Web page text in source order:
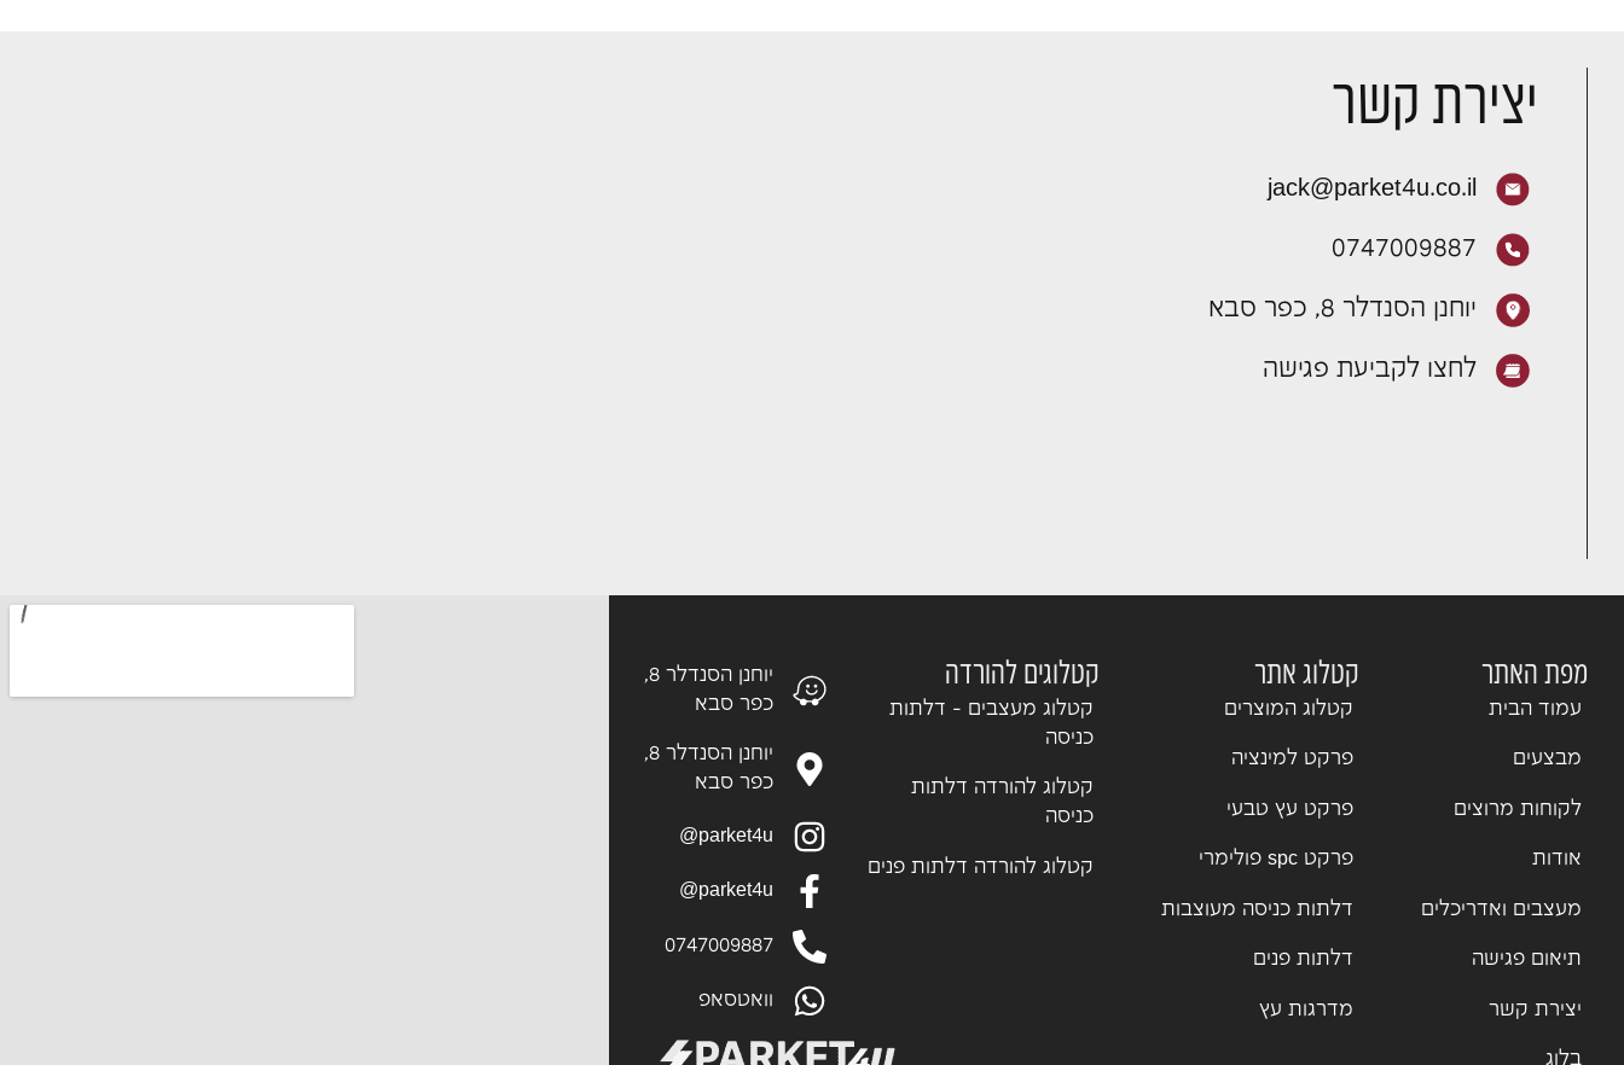
יצירת קשר
jack@parket4u.co.il
0747009887
יוחנן הסנדלר 8, כפר סבא
לחצו לקביעת פגישה
מפת האתר
עמוד הבית
מבצעים
לקוחות מרוצים
אודות
מעצבים ואדריכלים
תיאום פגישה
יצירת קשר
בלוג
קטלוג אתר
קטלוג המוצרים
פרקט למינציה
פרקט עץ טבעי
פרקט spc פולימרי
דלתות כניסה מעוצבות
דלתות פנים
מדרגות עץ
קטלוגים להורדה
קטלוג מעצבים - דלתות
כניסה
קטלוג להורדה דלתות
כניסה
קטלוג להורדה דלתות פנים
יוחנן הסנדלר 8,
כפר סבא
יוחנן הסנדלר 8,
כפר סבא
parket4u@
parket4u@
0747009887
וואטסאפ